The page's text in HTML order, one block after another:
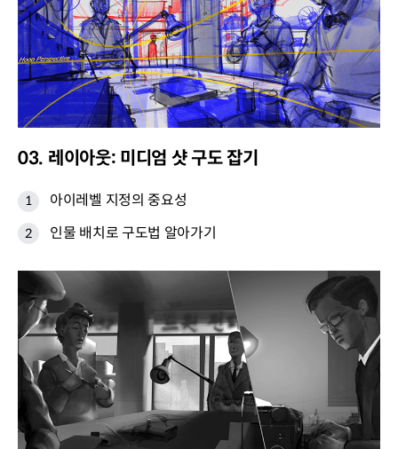
03. 레이아웃: 미디엄 샷 구도 잡기
아이레벨 지정의 중요성
인물 배치로 구도법 알아가기